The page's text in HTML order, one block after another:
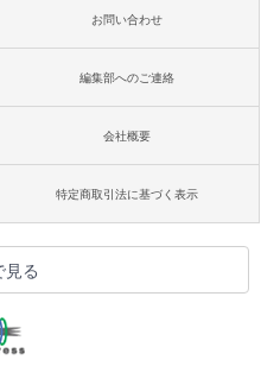
お問い合わせ
編集部へのご連絡
会社概要
特定商取引法に基づく表示
見る